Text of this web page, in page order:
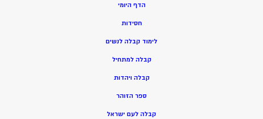
הדף היומי
חסידות
לימוד קבלה לנשים
קבלה למתחיל
קבלה ויהדות
ספר הזוהר
קבלה לעם ישראל